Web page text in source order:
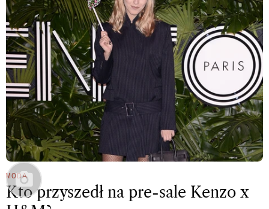
MODA
Kto przyszedł na pre-sale Kenzo x